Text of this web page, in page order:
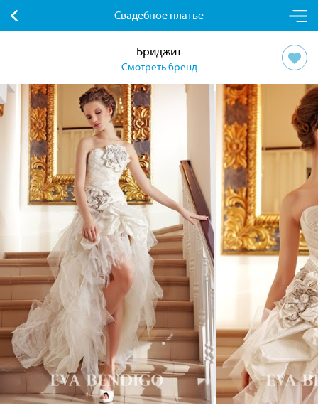
Свадебное платье
Бриджит
Смотреть бренд